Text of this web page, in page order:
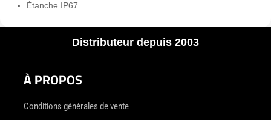
Étanche IP67
Distributeur depuis 2003
À PROPOS
Conditions générales de vente